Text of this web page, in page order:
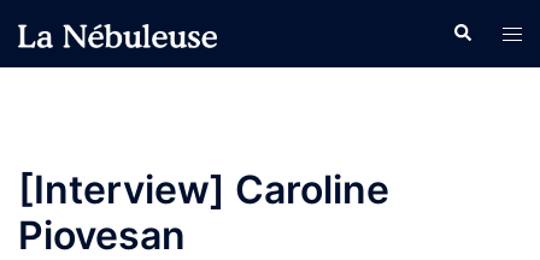
au
le
[Interview] Caroline
Piovesan